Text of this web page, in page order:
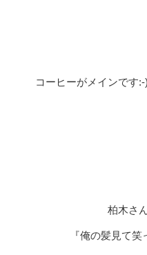
コーヒーがメインです
柏木さ
『俺の髪見て